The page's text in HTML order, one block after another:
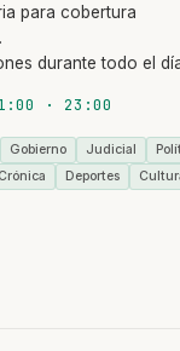
para cobertura
durante todo el
· 23:00
Gobierno Judicial
Crónica Deportes